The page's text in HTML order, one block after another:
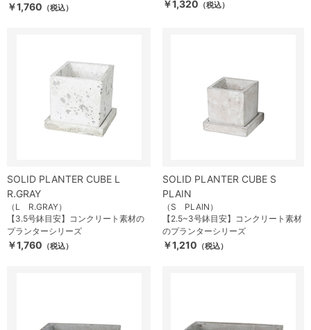
￥1,760 （税込） ￥1,320 （税込）
SOLID PLANTER CUBE L
R.GRAY
（L R.GRAY）
【3.5号鉢目安】コンクリート素材の
プランターシリーズ
￥1,760 （税込）
SOLID PLANTER CUBE S
PLAIN
（S PLAIN）
【2.5~3号鉢目安】コンクリート素材
のプランターシリーズ
￥1,210 （税込）